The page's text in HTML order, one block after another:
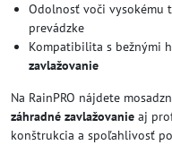
Odolnosť voči vysokému
prevádzke
Kompatibilita s bežnými
zavlažovanie
Na RainPRO nájdete
záhradné zavlažovanie aj
konštrukcia a spoľahlivosť